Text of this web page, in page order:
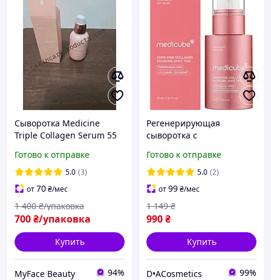
Сыворотка Medicine
Triple Collagen Serum 55
омоложение 2028.01.30
Готово к отправке
5.0 (3)
от70₴/мес
700₴/упаковка
1 400 ₴/упаковка
Купить
MyFace Beauty 94%
Регенерирующая
сыворотка с
экзосомами Medicube
PDRN Pink Collagen
Exosome Shot 7500 30 мл
Готово к отправке
5.0 (2)
от99₴/мес
990₴
1 149 ₴
Купить
D•ACosmetics 99%